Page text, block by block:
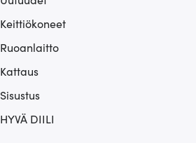
Keittiökoneet
Ruoanlaitto
Kattaus
Sisustus
HYVÄ DIILI